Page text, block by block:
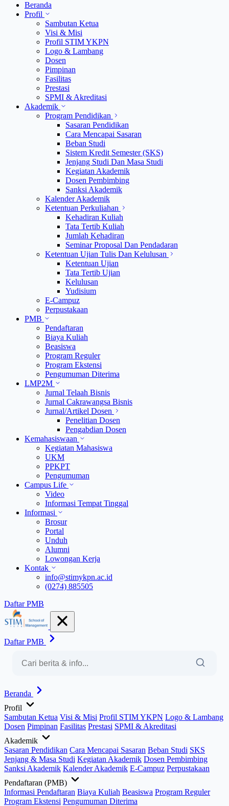
Beranda
Profil
Sambutan Ketua
Visi & Misi
Profil STIM YKPN
Logo & Lambang
Dosen
Pimpinan
Fasilitas
Prestasi
SPMI & Akreditasi
Akademik
Program Pendidikan
Sasaran Pendidikan
Cara Mencapai Sasaran
Beban Studi
Sistem Kredit Semester (SKS)
Jenjang Studi Dan Masa Studi
Kegiatan Akademik
Dosen Pembimbing
Sanksi Akademik
Kalender Akademik
Ketentuan Perkuliahan
Kehadiran Kuliah
Tata Tertib Kuliah
Jumlah Kehadiran
Seminar Proposal Dan Pendadaran
Ketentuan Ujian Tulis Dan Kelulusan
Ketentuan Ujian
Tata Tertib Ujian
Kelulusan
Yudisium
E-Campuz
Perpustakaan
PMB
Pendaftaran
Biaya Kuliah
Beasiswa
Program Reguler
Program Ekstensi
Pengumuman Diterima
LMP2M
Jurnal Telaah Bisnis
Jurnal Cakrawangsa Bisnis
Jurnal/Artikel Dosen
Penelitian Dosen
Pengabdian Dosen
Kemahasiswaan
Kegiatan Mahasiswa
UKM
PPKPT
Pengumuman
Campus Life
Video
Informasi Tempat Tinggal
Informasi
Brosur
Portal
Unduh
Alumni
Lowongan Kerja
Kontak
info@stimykpn.ac.id
(0274) 885505
Daftar PMB
Daftar PMB
Beranda
Profil
Sambutan Ketua Visi & Misi Profil STIM YKPN Logo & Lambang
Dosen Pimpinan Fasilitas Prestasi SPMI & Akreditasi
Akademik
Sasaran Pendidikan Cara Mencapai Sasaran Beban Studi SKS
Jenjang & Masa Studi Kegiatan Akademik Dosen Pembimbing
Sanksi Akademik Kalender Akademik E-Campuz Perpustakaan
Pendaftaran (PMB)
Informasi Pendaftaran Biaya Kuliah Beasiswa Program Reguler
Program Ekstensi Pengumuman Diterima